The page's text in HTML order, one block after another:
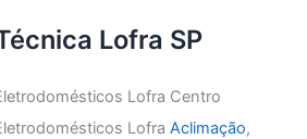
Lofra SP
Lofra Centro
LofraAclimação,